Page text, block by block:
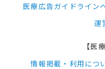
医療広告ガイドライン
運
【医
情報掲載・利用につ